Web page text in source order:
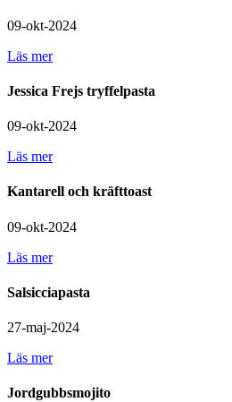
09-okt-2024
Läs mer
Jessica Frejs tryffelpasta
09-okt-2024
Läs mer
Kantarell och kräfttoast
09-okt-2024
Läs mer
Salsicciapasta
27-maj-2024
Läs mer
Jordgubbsmojito